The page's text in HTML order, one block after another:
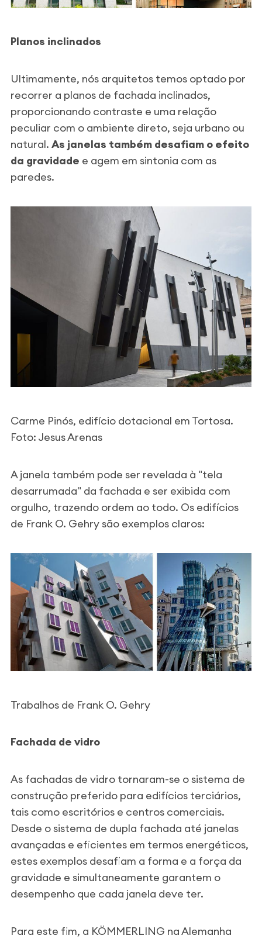
Planos inclinados
Ultimamente, nós arquitetos temos optado por
recorrer a planos de fachada inclinados,
proporcionando contraste e uma relação
peculiar com o ambiente direto, seja urbano ou
natural. As janelas também desafiam o efeito
da gravidade e agem em sintonia com as
paredes.
Carme Pinós, edifício dotacional em Tortosa.
Foto: Jesus Arenas
A janela também pode ser revelada à "tela
desarrumada" da fachada e ser exibida com
orgulho, trazendo ordem ao todo. Os edifícios
de Frank O. Gehry são exemplos claros:
Trabalhos de Frank O. Gehry
Fachada de vidro
As fachadas de vidro tornaram-se o sistema de
construção preferido para edifícios terciários,
tais como escritórios e centros comerciais.
Desde o sistema de dupla fachada até janelas
avançadas e eficientes em termos energéticos,
estes exemplos desafiam a forma e a força da
gravidade e simultaneamente garantem o
desempenho que cada janela deve ter.
Para este fim, a KÖMMERLING na Alemanha